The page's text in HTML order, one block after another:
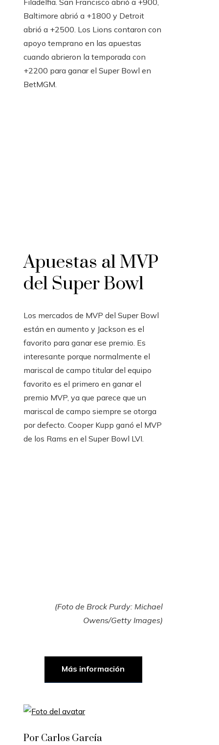
Filadelfia. San Francisco abrió a +900,
Baltimore abrió a +1800 y Detroit
abrió a +2500. Los Lions contaron con
apoyo temprano en las apuestas
cuando abrieron la temporada con
+2200 para ganar el Super Bowl en
BetMGM.
Apuestas al MVP
del Super Bowl
Los mercados de MVP del Super Bowl
están en aumento y Jackson es el
favorito para ganar ese premio. Es
interesante porque normalmente el
mariscal de campo titular del equipo
favorito es el primero en ganar el
premio MVP, ya que parece que un
mariscal de campo siempre se otorga
por defecto. Cooper Kupp ganó el MVP
de los Rams en el Super Bowl LVI.
(Foto de Brock Purdy: Michael
Owens/Getty Images)
Más información
Por Carlos García